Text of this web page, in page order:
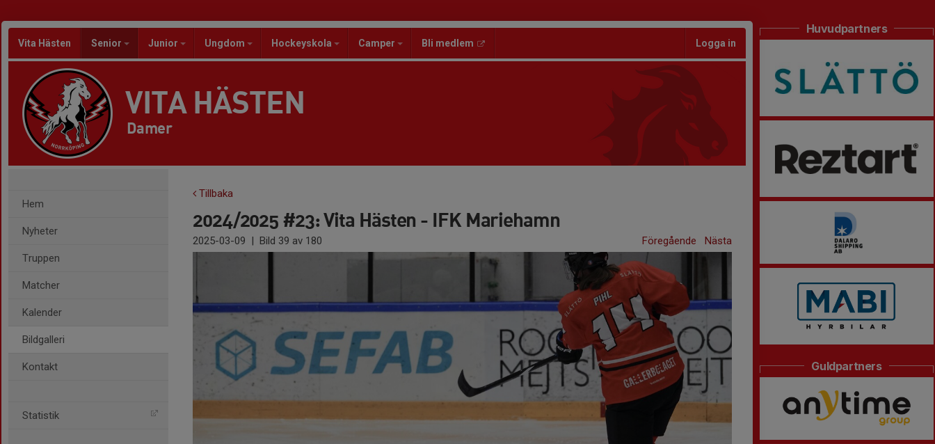
Vita Hästen Senior Junior Ungdom Hockeyskola Camper Bli medlem Logga in
VITA HÄSTEN
Damer
Hem
Nyheter
Truppen
Matcher
Kalender
Bildgalleri
Kontakt
Statistik
Tillbaka
2024/2025 #23: Vita Hästen - IFK Mariehamn
2025-03-09 | Bild 39 av 180 Föregående Nästa
Huvudpartners
Guldpartners